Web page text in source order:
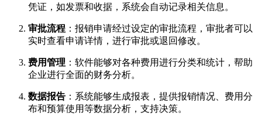
凭证，如发票和收据，系统会自动记录相关信息。
审批流程 ：报销申请经过设定的审批流程，审批者可以
实时查看申请详情，进行审批或退回修改。
费用管理 ：软件能够对各种费用进行分类和统计，帮助
企业进行全面的财务分析。
数据报告 ：系统能够生成报表，提供报销情况、费用分
布和预算使用等数据分析，支持决策。